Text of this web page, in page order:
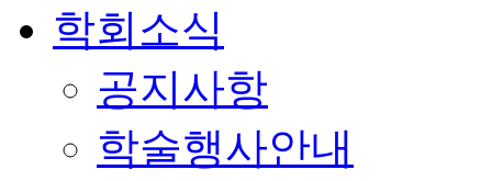
학회소식
공지사항
학술행사안내